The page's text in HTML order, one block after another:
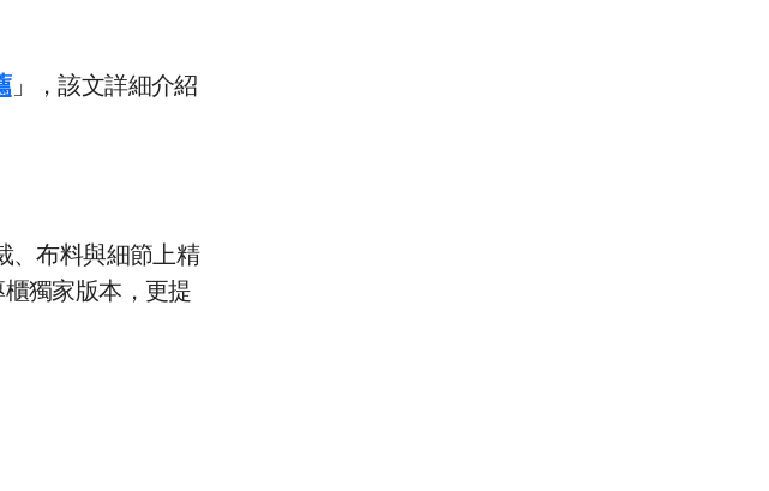
」，該文詳細介紹
、布料與細節上精
獨家版本，更提